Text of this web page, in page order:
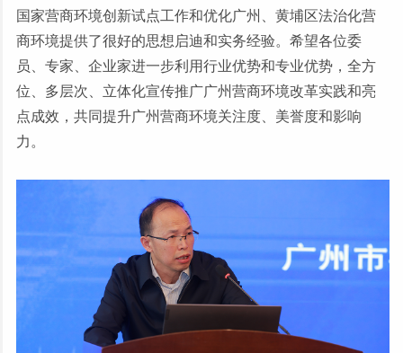
国家营商环境创新试点工作和优化广州、黄埔区法治化营
商环境提供了很好的思想启迪和实务经验。希望各位委
员、专家、企业家进一步利用行业优势和专业优势，全方
位、多层次、立体化宣传推广广州营商环境改革实践和亮
点成效，共同提升广州营商环境关注度、美誉度和影响
力。